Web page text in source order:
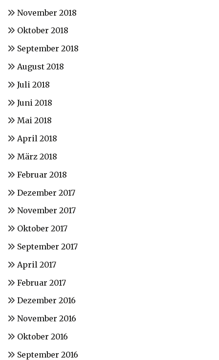
November 2018
Oktober 2018
September 2018
August 2018
Juli 2018
Juni 2018
Mai 2018
April 2018
März 2018
Februar 2018
Dezember 2017
November 2017
Oktober 2017
September 2017
April 2017
Februar 2017
Dezember 2016
November 2016
Oktober 2016
September 2016